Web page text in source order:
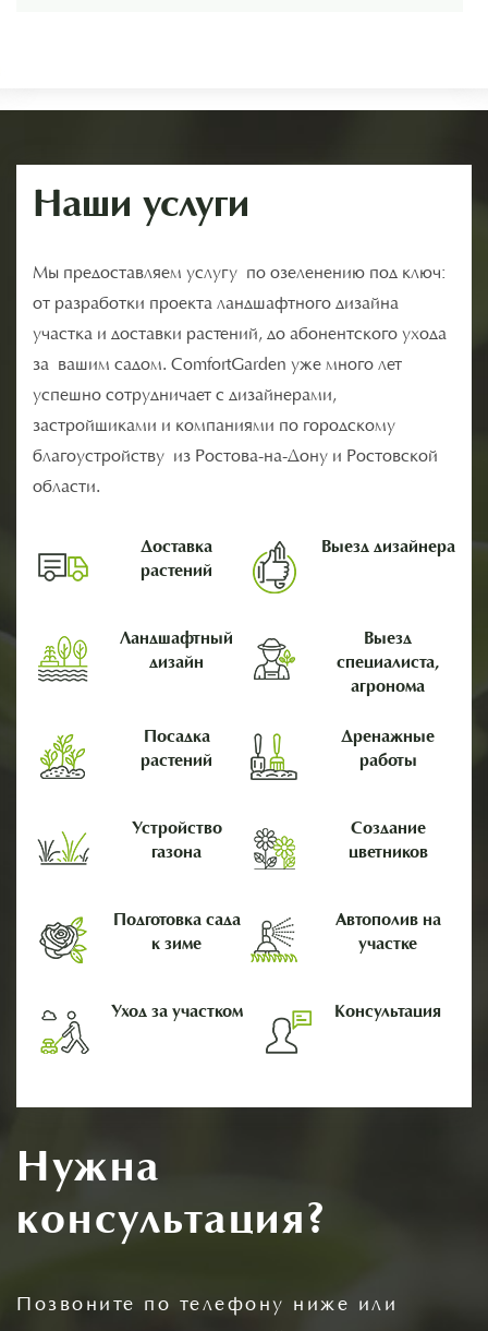
Наши услуги
Мы предоставляем услугу по озеленению под ключ:
от разработки проекта ландшафтного дизайна
участка и доставки растений, до абонентского ухода
за вашим садом. ComfortGarden уже много лет
успешно сотрудничает с дизайнерами,
застройщиками и компаниями по городскому
благоустройству из Ростова-на-Дону и Ростовской
области.
Доставка
растений
Выезд дизайнера
Ландшафтный
дизайн
Выезд
специалиста,
агронома
Посадка
растений
Дренажные
работы
Устройство
газона
Создание
цветников
Подготовка сада
к зиме
Автополив на
участке
Уход за участком Консультация
Нужна
консультация?
Позвоните по телефону ниже или